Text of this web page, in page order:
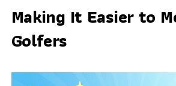
Making It Easier to
Golfers